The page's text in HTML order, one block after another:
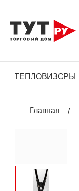
ТЕПЛОВИЗОРЫ
Главная